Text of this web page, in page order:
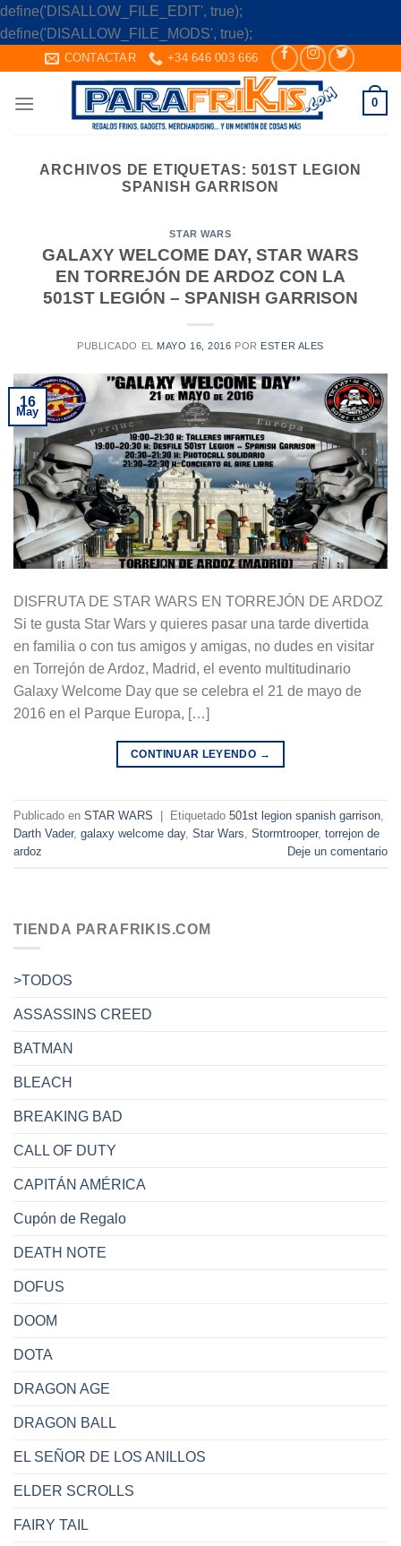
define('DISALLOW_FILE_EDIT', true);
define('DISALLOW_FILE_MODS', true);
to
content
CONTACTAR +34 646 003 666
0
ARCHIVOS DE ETIQUETAS: 501ST LEGION
SPANISH GARRISON
TIENDA PARAFRIKIS.COM
>TODOS
ASSASSINS CREED
BATMAN
BLEACH
BREAKING BAD
CALL OF DUTY
CAPITÁN AMÉRICA
Cupón de Regalo
DEATH NOTE
DOFUS
DOOM
DOTA
DRAGON AGE
DRAGON BALL
EL SEÑOR DE LOS ANILLOS
ELDER SCROLLS
FAIRY TAIL
STAR WARS
GALAXY WELCOME DAY, STAR WARS
EN TORREJÓN DE ARDOZ CON LA
501ST LEGIÓN – SPANISH GARRISON
PUBLICADO EL MAYO 16, 2016 POR ESTER ALES
16
May
DISFRUTA DE STAR WARS EN TORREJÓN DE ARDOZ
Si te gusta Star Wars y quieres pasar una tarde divertida
en familia o con tus amigos y amigas, no dudes en visitar
en Torrejón de Ardoz, Madrid, el evento multitudinario
Galaxy Welcome Day que se celebra el 21 de mayo de
2016 en el Parque Europa, […]
CONTINUAR LEYENDO →
Publicado en STAR WARS | Etiquetado 501st legion spanish garrison
Darth Vader, galaxy welcome day, Star Wars Stormtrooper, torrejon de
ardoz
Deje un comentario